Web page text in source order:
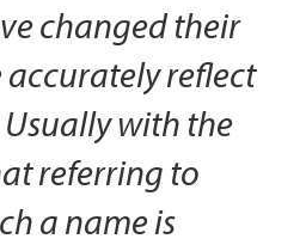
changed their
reflect
with the
referring to
a name is